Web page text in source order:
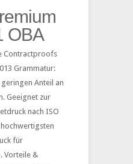
OBA
Contractproofs
Grammatur:
Anteil an
Geeignet zur
nach ISO
für
Vorteile &